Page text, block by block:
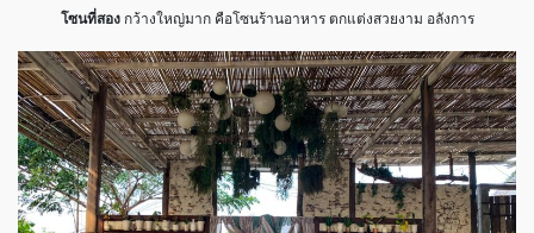
โซนที่สองกว้างใหญ่มาก คือโซนร้านอาหาร ตกแต่งสวยงาม อลังการ